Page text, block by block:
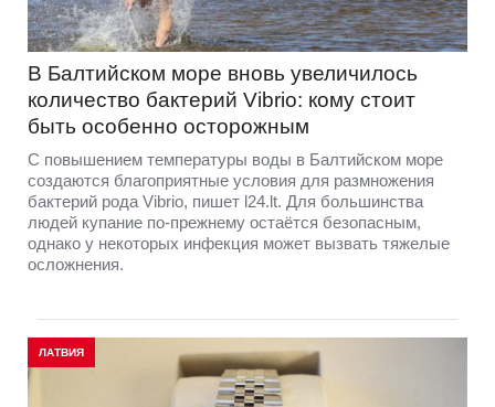
В Балтийском море вновь увеличилось
количество бактерий Vibrio: кому стоит
быть особенно осторожным
С повышением температуры воды в Балтийском море
создаются благоприятные условия для размножения
бактерий рода Vibrio, пишет l24.lt. Для большинства
людей купание по-прежнему остаётся безопасным,
однако у некоторых инфекция может вызвать тяжелые
осложнения.
ЛАТВИЯ